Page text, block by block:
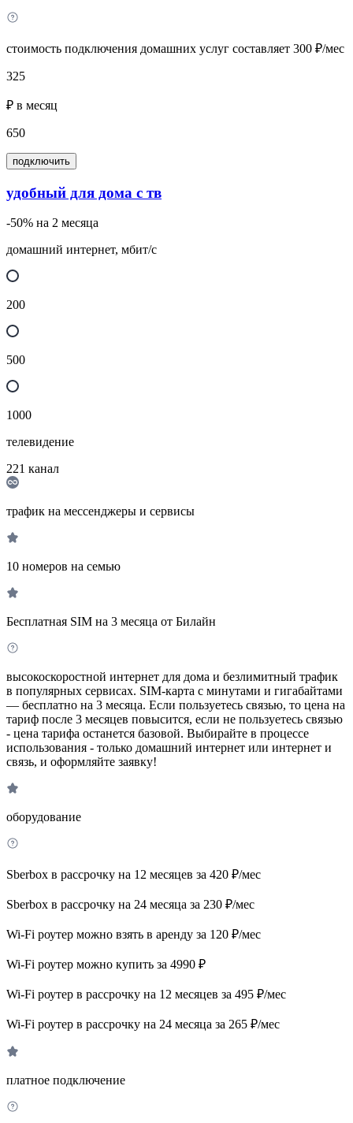
стоимость подключения домашних услуг составляет 300 ₽/мес
325
₽ в месяц
650
подключить
удобный для дома с тв
-50% на 2 месяца
домашний интернет, мбит/с
200
500
1000
телевидение
221 канал
трафик на мессенджеры и сервисы
10 номеров на семью
Бесплатная SIM на 3 месяца от Билайн
высокоскоростной интернет для дома и безлимитный трафик
в популярных сервисах. SIM-карта с минутами и гигабайтами
— бесплатно на 3 месяца. Если пользуетесь связью, то цена на
тариф после 3 месяцев повысится, если не пользуетесь связью
- цена тарифа останется базовой. Выбирайте в процессе
использования - только домашний интернет или интернет и
связь, и оформляйте заявку!
оборудование
Sberbox в рассрочку на 12 месяцев за 420 ₽/мес
Sberbox в рассрочку на 24 месяца за 230 ₽/мес
Wi-Fi роутер можно взять в аренду за 120 ₽/мес
Wi-Fi роутер можно купить за 4990 ₽
Wi-Fi роутер в рассрочку на 12 месяцев за 495 ₽/мес
Wi-Fi роутер в рассрочку на 24 месяца за 265 ₽/мес
платное подключение